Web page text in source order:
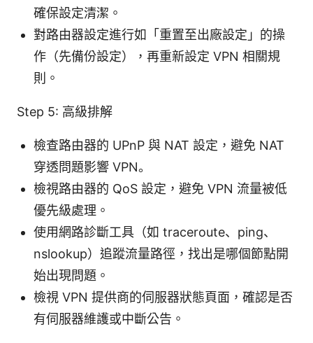
確保設定清潔。
對路由器設定進行如「重置至出廠設定」的操
作（先備份設定），再重新設定 VPN 相關規
則。
Step 5: 高級排解
檢查路由器的 UPnP 與 NAT 設定，避免 NAT
穿透問題影響 VPN。
檢視路由器的 QoS 設定，避免 VPN 流量被低
優先級處理。
使用網路診斷工具（如 traceroute、ping、
nslookup）追蹤流量路徑，找出是哪個節點開
始出現問題。
檢視 VPN 提供商的伺服器狀態頁面，確認是否
有伺服器維護或中斷公告。